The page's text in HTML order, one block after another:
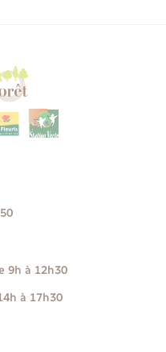
9h à 12h30
à 17h30